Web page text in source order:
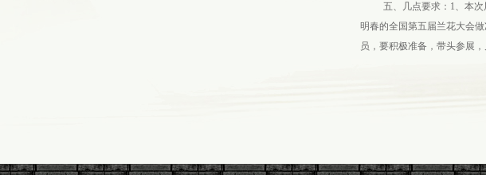
五、几点要求：1、本
明春的全国第五届兰花大会
员，要积极准备，带头参展